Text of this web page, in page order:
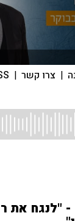
| צרו קשר |
- "לנגח